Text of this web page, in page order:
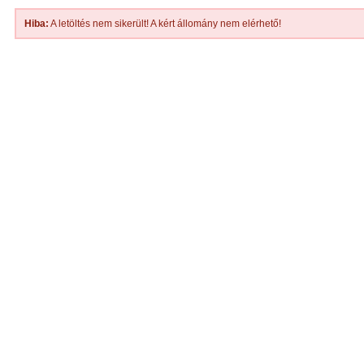
Hiba: A letöltés nem sikerült! A kért állomány nem elérhető!